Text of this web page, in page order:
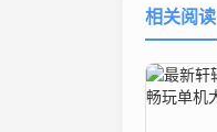
相关阅读